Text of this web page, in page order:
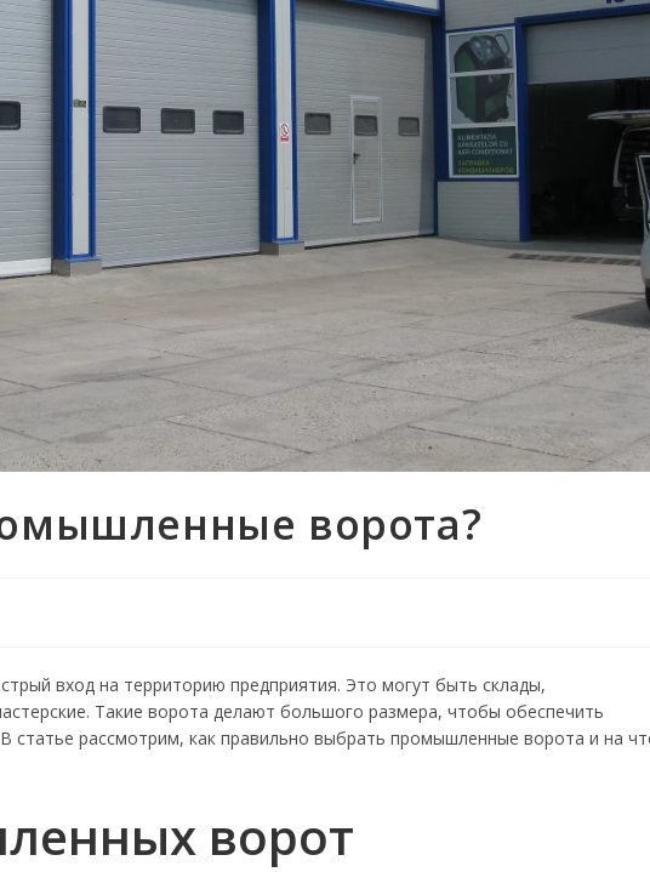
ворота?
вход на территорию предприятия. Это могут быть склады,
Такие ворота делают большого размера, чтобы обеспечить
статье рассмотрим, как правильно выбрать промышленные ворота и на
ворот